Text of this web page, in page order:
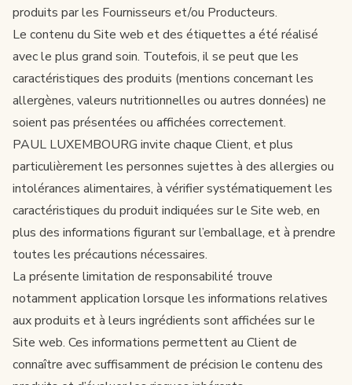
produits par les Fournisseurs et/ou Producteurs.
Le contenu du Site web et des étiquettes a été réalisé
avec le plus grand soin. Toutefois, il se peut que les
caractéristiques des produits (mentions concernant les
allergènes, valeurs nutritionnelles ou autres données) ne
soient pas présentées ou affichées correctement.
PAUL LUXEMBOURG invite chaque Client, et plus
particulièrement les personnes sujettes à des allergies ou
intolérances alimentaires, à vérifier systématiquement les
caractéristiques du produit indiquées sur le Site web, en
plus des informations figurant sur l’emballage, et à prendre
toutes les précautions nécessaires.
La présente limitation de responsabilité trouve
notamment application lorsque les informations relatives
aux produits et à leurs ingrédients sont affichées sur le
Site web. Ces informations permettent au Client de
connaître avec suffisamment de précision le contenu des